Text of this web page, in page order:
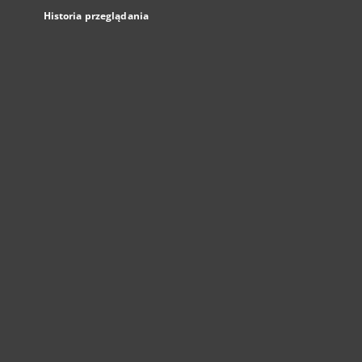
Historia przeglądania